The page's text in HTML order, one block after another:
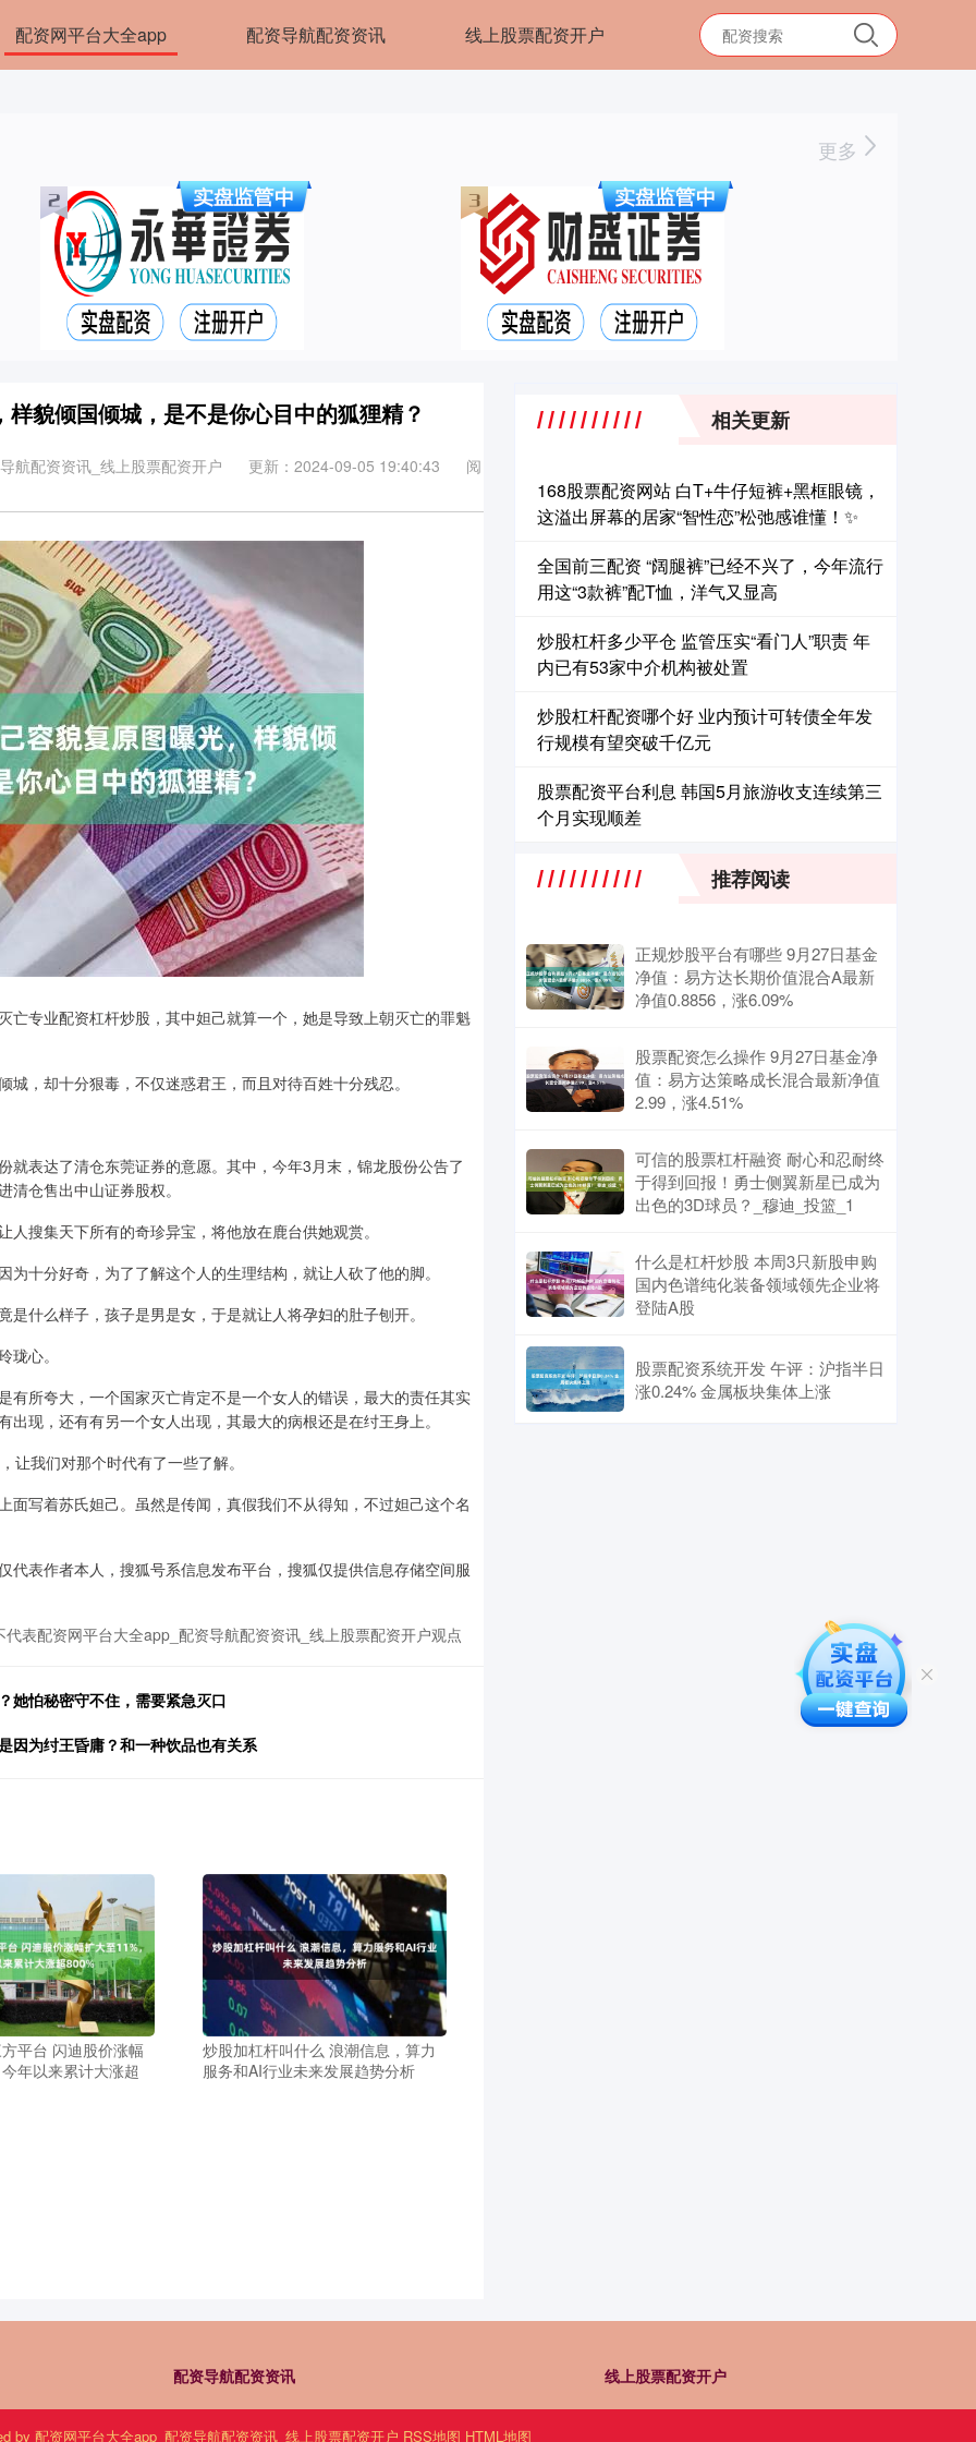
配资网平台大全app 配资导航配资资讯 线上股票配资开户
更多
貌倾国倾城，是不是你心目中的狐狸精？
航配资资讯_线上股票配资开户 更新：2024-09-05 19:40:43 阅
专业配资杠杆炒股，其中妲己就算一个，她是导致上朝灭亡的罪魁
，却十分狠毒，不仅迷惑君王，而且对待百姓十分残忍。
表达了清仓东莞证券的意愿。其中，今年3月末，锦龙股份公告了
仓售出中山证券股权。
搜集天下所有的奇珍异宝，将他放在鹿台供她观赏。
十分好奇，为了了解这个人的生理结构，就让人砍了他的脚。
什么样子，孩子是男是女，于是就让人将孕妇的肚子刨开。
心。
所夸大，一个国家灭亡肯定不是一个女人的错误，最大的责任其实
现，还有有另一个女人出现，其最大的病根还是在纣王身上。
我们对那个时代有了一些了解。
写着苏氏妲己。虽然是传闻，真假我们不从得知，不过妲己这个名
表作者本人，搜狐号系信息发布平台，搜狐仅提供信息存储空间服
表配资网平台大全app_配资导航配资资讯_线上股票配资开户观点
她怕秘密守不住，需要紧急灭口
因为纣王昏庸？和一种饮品也有关系
平台 闪迪股价涨幅
年以来累计大涨超
炒股加杠杆叫什么 浪潮信息，算力
服务和AI行业未来发展趋势分析
相关更新
168股票配资网站 白T+牛仔短裤+黑框眼镜，
这溢出屏幕的居家“智性恋”松弛感谁懂！✨
全国前三配资 “阔腿裤”已经不兴了，今年流行
用这“3款裤”配T恤，洋气又显高
炒股杠杆多少平仓 监管压实“看门人”职责 年
内已有53家中介机构被处置
炒股杠杆配资哪个好 业内预计可转债全年发
行规模有望突破千亿元
股票配资平台利息 韩国5月旅游收支连续第三
个月实现顺差
推荐阅读
正规炒股平台有哪些 9月27日基金
净值：易方达长期价值混合A最新
净值0.8856，涨6.09%
股票配资怎么操作 9月27日基金净
值：易方达策略成长混合最新净值
2.99，涨4.51%
可信的股票杠杆融资 耐心和忍耐终
于得到回报！勇士侧翼新星已成为
出色的3D球员？_穆迪_投篮_1
什么是杠杆炒股 本周3只新股申购
国内色谱纯化装备领域领先企业将
登陆A股
股票配资系统开发 午评：沪指半日
涨0.24% 金属板块集体上涨
配资导航配资资讯 线上股票配资开户
by 配资网平台大全app_配资导航配资资讯_线上股票配资开户 RSS地图 HTML地图